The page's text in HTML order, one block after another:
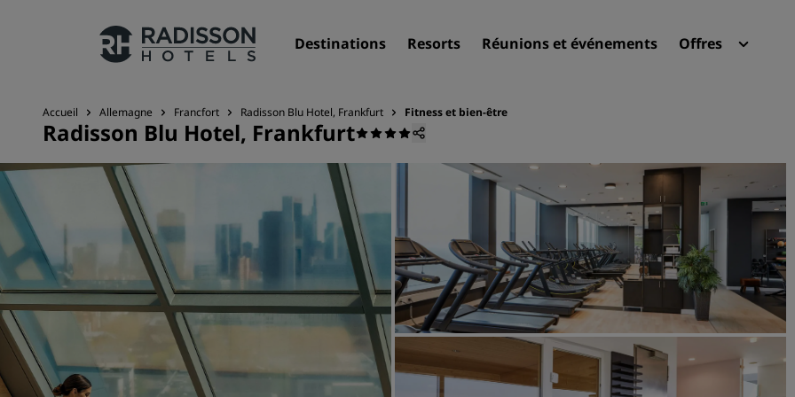
Destinations Resorts Réunions et événements Offres
Nos enseignes
Marques Radisson Hotels
Destinations
Resorts
Appartements hôteliers
Hôtels d'aéroport
Nouveaux et futurs hôtels
Réunions et événements
Découvrez Radisson
Accueil Allemagne Francfort Radisson Blu Hotel, Frankfurt Fitness et bien-être
Radisson Blu Hotel, Frankfurt